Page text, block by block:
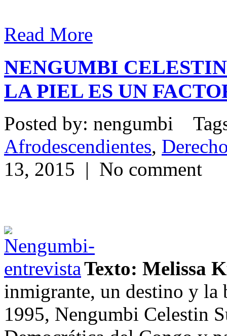
Read More
NENGUMBI
LA PIEL ES UN
Posted by: nengumbi
Afrodescendientes,
13, 2015 | No comment
Texto: Melissa
inmigrante, un destino y la
1995, Nengumbi Celestin